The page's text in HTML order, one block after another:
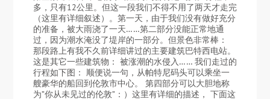
多，只有12公里。但这一段我们不得不用了两天才走完
（这里有详细叙述）。第一天，由于我们没有做好充分
的准备，被大雨浇了一天……第二部分没能正常地通
过，因为潮水淹没了堤岸的一部分。但景色非常棒：
那段路上有我不久前详细讲过的主要建筑巴特西电站。
这是其它一些建筑物： 被涨潮的水侵入…… 我们走过的
行程如下图： 顺便说一句，从帕特尼码头可以乘坐一
艘豪华的船回到伦敦市中心。 第四部分可以大胆地称
为”你从未见过的伦敦”：）这里有详细的描述， 下面这